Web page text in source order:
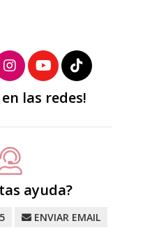
en las redes!
ayuda?
ENVIAR EMAIL